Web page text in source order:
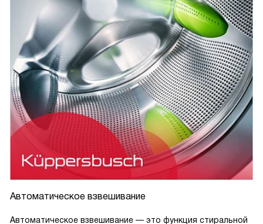
Автоматическое взвешивание
Автоматическое взвешивание — это функция стиральной